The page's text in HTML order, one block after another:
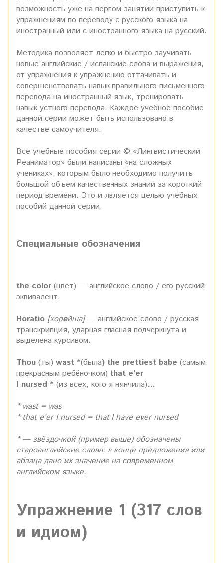
возможность уже на первом занятии приступить к
упражнениям по переводу с русского языка на
иностранный или с иностранного языка на русский.
Методика позволяет легко и быстро заучивать
новые английские / испанские слова и выражения,
от упражнения к упражнению оттачивать и
совершенствовать навык правильного письменного
перевода на иностранный язык, тренировать
навык устного перевода. Каждое учебное пособие
данной серии может быть использовано в
качестве самоучителя.
Все учебные пособия серии © «Лингвистический
Реаниматор» были написаны «на сложных
учениках», которым было необходимо получить
большой объем качественных знаний за короткий
период времени. Это и является целью учебных
пособий данной серии.
Специальные обозначения
the color (цвет) — английское слово / его русский
эквивалент.
Horatio [хорейша]— английское слово / русская
транскрипция, ударная гласная подчёркнута и
выделена курсивом.
Thou (ты) wast *(была) the prettiest babe (самым
прекрасным ребёночком) that e’er
I nursed * (из всех, кого я нянчила)…
* wast = was
* that e’er I nursed = that I have ever nursed
* — звёздочкой (пример выше) обозначены
староанглийские слова; в конце предложения или
абзаца дано их значение на современном
английском языке.
Упражнение 1 (317 слов
и идиом)